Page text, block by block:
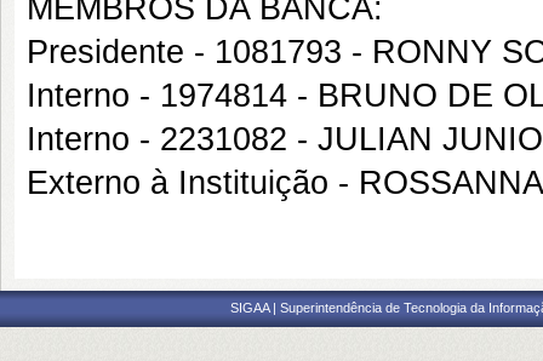
MEMBROS DA BANCA:
Presidente - 1081793 - RONNY
Interno - 1974814 - BRUNO DE
Interno - 2231082 - JULIAN
Externo à Instituição -
SIGAA | Superintendência de Tecnologia da